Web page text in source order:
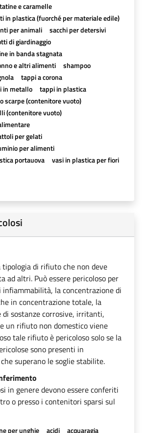
e caramelle
in plastica (fuorché per materiale edile)
per animali
sacchi per detersivi
di giardinaggio
in banda stagnata
e altri alimenti
shampoo
tappi a corona
in metallo
tappi in plastica
scarpe (contenitore vuoto)
(contenitore vuoto)
per gelati
per alimenti
portauova
vasi in plastica per fiori
di rifiuto che non deve
ad altri. Può essere pericoloso per
infiammabilità, la concentrazione di
in concentrazione totale, la
di sostanze corrosive, irritanti,
un rifiuto non domestico viene
tale rifiuto è pericoloso solo se la
sono presenti in
superano le soglie stabilite.
in genere devono essere conferiti
o presso i contenitori sparsi sul
per unghie acidi
acquaragia